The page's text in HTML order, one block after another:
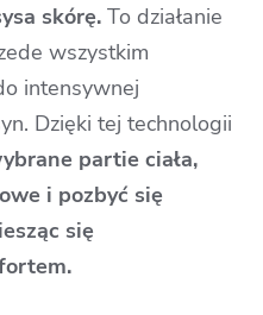
skórę. To działanie
wszystkim
intensywnej
Dzięki tej technologii
partie ciała,
i pozbyć się
się